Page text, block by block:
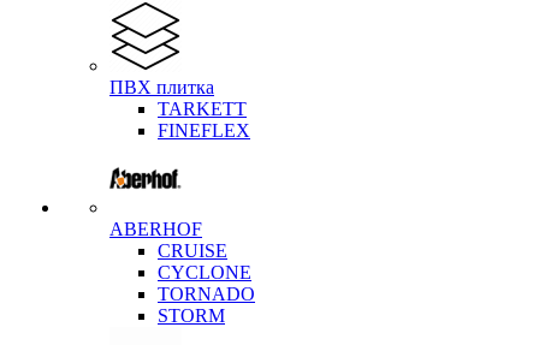
ПВХ плитка
TARKETT
FINEFLEX
ABERHOF
CRUISE
CYCLONE
TORNADO
STORM